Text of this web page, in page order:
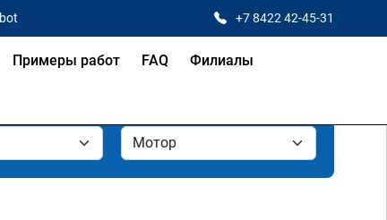
+7 8422 42-45-31
Примеры работ FAQ Филиалы